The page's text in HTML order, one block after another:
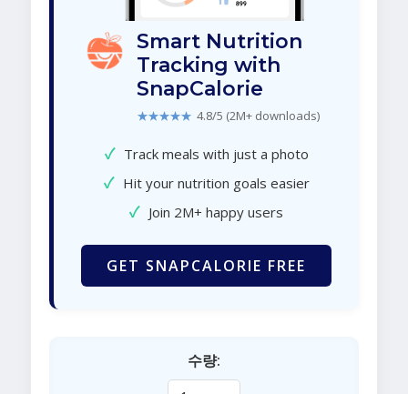
Smart Nutrition
Tracking with
SnapCalorie
★★★★★ 4.8/5 (2M+ downloads)
✓ Track meals with just a photo
✓ Hit your nutrition goals easier
✓ Join 2M+ happy users
GET SNAPCALORIE FREE
수량: